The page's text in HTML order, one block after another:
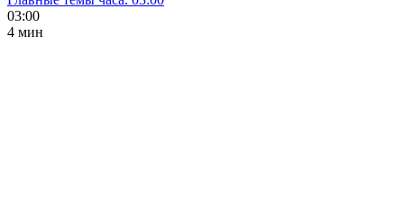
03:00
4 мин